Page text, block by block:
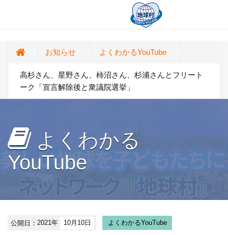
お知らせ よくわかるYouTube
高杉さん、星野さん、柿沼さん、杉浦さんとフリート
ーク「宣言解除後と衆議院選挙」
よくわかる
YouTube
公開日：2021年 10月10日 よくわかるYouTube